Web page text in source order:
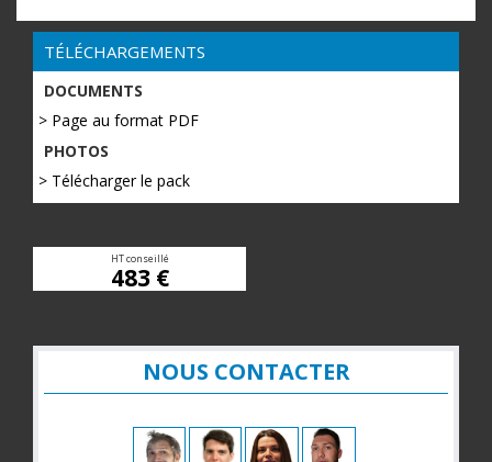
TÉLÉCHARGEMENTS
DOCUMENTS
> Page au format PDF
PHOTOS
> Télécharger le pack
HT conseillé
483 €
NOUS CONTACTER